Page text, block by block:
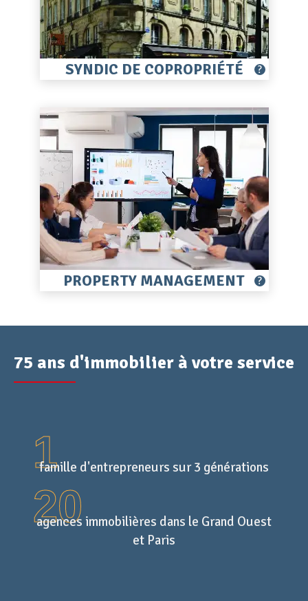
SYNDIC DE COPROPRIÉTÉ ?
PROPERTY MANAGEMENT ?
75 ans d'immobilier à votre service
1
famille d'entrepreneurs sur 3 générations
20
agences immobilières dans le Grand Ouest
et Paris